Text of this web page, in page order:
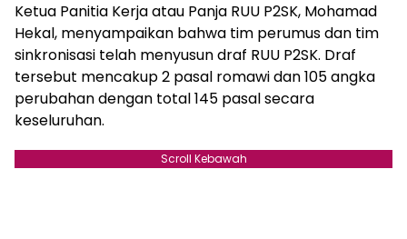
Ketua Panitia Kerja atau Panja RUU P2SK, Mohamad
Hekal, menyampaikan bahwa tim perumus dan tim
sinkronisasi telah menyusun draf RUU P2SK. Draf
tersebut mencakup 2 pasal romawi dan 105 angka
perubahan dengan total 145 pasal secara
keseluruhan.
Scroll Kebawah